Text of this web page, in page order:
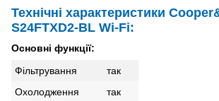
Технічні характеристики
S24FTXD2-BL Wi-Fi:
Основні функції:
Фільтрування
так
Охолодження
так